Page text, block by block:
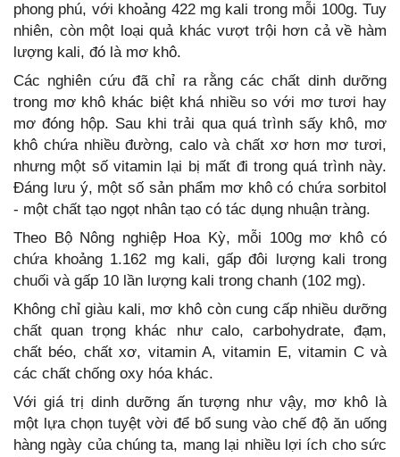
phong phú, với khoảng 422 mg kali trong mỗi 100g. Tuy
nhiên, còn một loại quả khác vượt trội hơn cả về hàm
lượng kali, đó là mơ khô.
Các nghiên cứu đã chỉ ra rằng các chất dinh dưỡng
trong mơ khô khác biệt khá nhiều so với mơ tươi hay
mơ đóng hộp. Sau khi trải qua quá trình sấy khô, mơ
khô chứa nhiều đường, calo và chất xơ hơn mơ tươi,
nhưng một số vitamin lại bị mất đi trong quá trình này.
Đáng lưu ý, một số sản phẩm mơ khô có chứa sorbitol
- một chất tạo ngọt nhân tạo có tác dụng nhuận tràng.
Theo Bộ Nông nghiệp Hoa Kỳ, mỗi 100g mơ khô có
chứa khoảng 1.162 mg kali, gấp đôi lượng kali trong
chuối và gấp 10 lần lượng kali trong chanh (102 mg).
Không chỉ giàu kali, mơ khô còn cung cấp nhiều dưỡng
chất quan trọng khác như calo, carbohydrate, đạm,
chất béo, chất xơ, vitamin A, vitamin E, vitamin C và
các chất chống oxy hóa khác.
Với giá trị dinh dưỡng ấn tượng như vậy, mơ khô là
một lựa chọn tuyệt vời để bổ sung vào chế độ ăn uống
hàng ngày của chúng ta, mang lại nhiều lợi ích cho sức